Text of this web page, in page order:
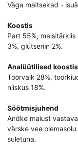
Väga maitsekad -
Koostis
Part 55%, maisitärklis
3%, glütseriin 2%.
Analüütilised
Toorvalk 28%,
niiskus 18%.
Söötmisjuhend
Andke maiust
värske vee
suletuna.